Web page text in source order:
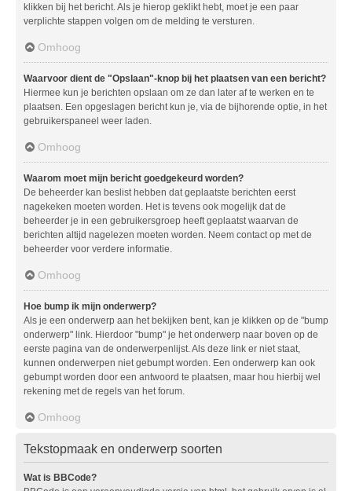
klikken bij het bericht. Als je hierop geklikt hebt, moet je een paar
verplichte stappen volgen om de melding te versturen.
Omhoog
Waarvoor dient de "Opslaan"-knop bij het plaatsen van een bericht?
Hiermee kun je berichten opslaan om ze dan later af te werken en te
plaatsen. Een opgeslagen bericht kun je, via de bijhorende optie, in het
gebruikerspaneel weer laden.
Omhoog
Waarom moet mijn bericht goedgekeurd worden?
De beheerder kan beslist hebben dat geplaatste berichten eerst
nagekeken moeten worden. Het is tevens ook mogelijk dat de
beheerder je in een gebruikersgroep heeft geplaatst waarvan de
berichten altijd nagelezen moeten worden. Neem contact op met de
beheerder voor verdere informatie.
Omhoog
Hoe bump ik mijn onderwerp?
Als je een onderwerp aan het bekijken bent, kan je klikken op de "bump
onderwerp" link. Hierdoor "bump" je het onderwerp naar boven op de
eerste pagina van de onderwerpenlijst. Als deze link er niet staat,
kunnen onderwerpen niet gebumpt worden. Een onderwerp kan ook
gebumpt worden door een antwoord te plaatsen, maar hou hierbij wel
rekening met de regels van het forum.
Omhoog
Tekstopmaak en onderwerp soorten
Wat is BBCode?